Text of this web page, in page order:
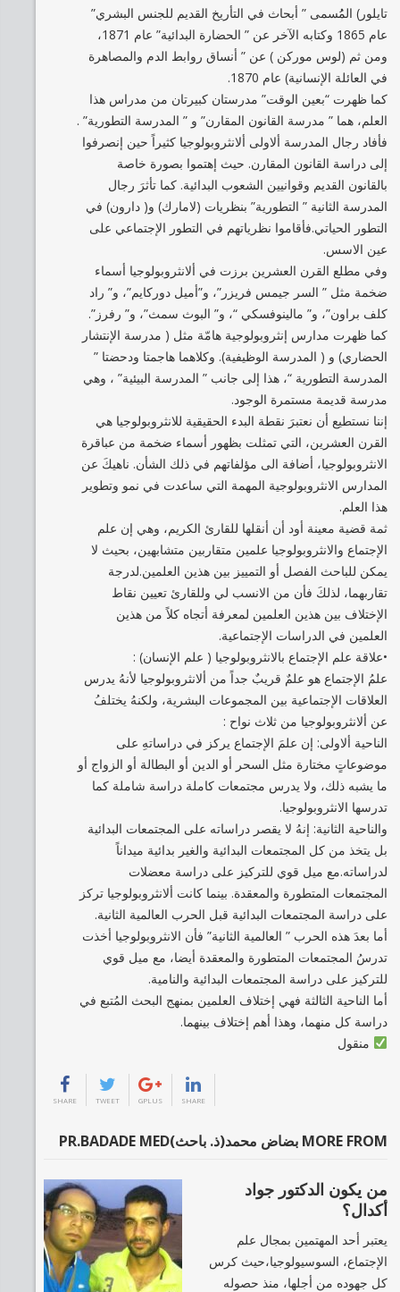
تايلور) المُُسمى ” أبحاث في التأريخ القديم للجنس البشري”
عام 1865 وكتابه الآخر عن ” الحضارة البدائية” عام 1871،
ومن ثم (لوس موركن ) عن ” أنساق روابط الدم والمصاهرة
في العائلة الإنسانية) عام 1870.
كما ظهرت “بعين الوقت” مدرستان كبيرتان من مدراس هذا
العلم، هما ” مدرسة القانون المقارن” و ” المدرسة التطورية” .
فأفاد رجال المدرسة ألاولى ألانثروبولوجيا كثيراً حين إنصرفوا
إلى دراسة القانون المقارن. حيث إهتموا بصورة خاصة
بالقانون القديم وقوانيين الشعوب البدائية. كما تأثرَ رجال
المدرسة الثانية ” التطورية” بنظريات (لامارك) و( دارون) في
التطور الحياتي.فأقاموا نظرياتهم في التطور الإجتماعي على
عين الاسس.
وفي مطلع القرن العشرين برزت في ألانثروبولوجيا أسماء
ضخمة مثل ” السر جيمس فريزر”، و”أميل دوركايم”، و” راد
كلف براون”، و” مالينوفسكي “، و” البوث سمث”، و” رفرز”.
كما ظهرت مدارس إنثروبولوجية هامّة مثل ( مدرسة الإنتشار
الحضاري) و ( المدرسة الوظيفية). وكلاهما هاجمتا ودحضتا ”
المدرسة التطورية “، هذا إلى جانب ” المدرسة البيئية” ، وهي
مدرسة قديمة مستمرة الوجود.
إننا نستطيع أن نعتبرَ نقطة البدء الحقيقية للانثروبولوجيا هي
القرن العشرين، التي تمثلت بظهور أسماء ضخمة من عباقرة
الانثروبولوجيا، أضافة الى مؤلفاتهم في ذلك الشأن. ناهيكَ عن
المدارس الانثروبولوجية المهمة التي ساعدت في نمو وتطوير
هذا العلم.
ثمة قضية معينة أود أن أنقلها للقارئ الكريم، وهي إن علم
الإجتماع والانثروبولوجيا علمين متقاربين متشابهين، بحيث لا
يمكن للباحث الفصل أو التمييز بين هذين العلمين.لدرجة
تقاربهما، لذلكَ فأن من الانسب لي وللقارئ تعيين نقاط
الإختلاف بين هذين العلمين لمعرفة أتجاه كلاً من هذين
العلمين في الدراسات الإجتماعية.
•علاقة علم الإجتماع بالانثروبولوجيا ( علم الإنسان) :
علمُ الإجتماع هو علمٌ قريبٌ جداً من ألانثروبولوجيا لأنهُ يدرس
العلاقات الإجتماعية بين المجموعات البشرية، ولكنهُ يختلفُ
عن ألانثروبولوجيا من ثلاث نواح :
الناحية ألاولى: إن علمَ الإجتماع يركز في دراساتهِ على
موضوعاتٍ مختارة مثل السحر أو الدين أو البطالة أو الزواج أو
ما يشبه ذلك، ولا يدرس مجتمعات كاملة دراسة شاملة كما
تدرسها الانثروبولوجيا.
والناحية الثانية: إنهُ لا يقصر دراساته على المجتمعات البدائية
بل يتخذ من كل المجتمعات البدائية والغير بدائية ميداناً
لدراساته.مع ميل قوي للتركيز على دراسة معضلات
المجتمعات المتطورة والمعقدة. بينما كانت ألانثروبولوجيا تركز
على دراسة المجتمعات البدائية قبل الحرب العالمية الثانية.
أما بعدَ هذه الحرب ” العالمية الثانية” فأن الانثروبولوجيا أخذت
تدرسُ المجتمعات المتطورة والمعقدة أيضا، مع ميل قوي
للتركيز على دراسة المجتمعات البدائية والنامية.
أما الناحية الثالثة فهي إختلاف العلمين بمنهج البحث المُتبع في
دراسة كل منهما، وهذا أهم إختلاف بينهما.
منقول
SHARE TWEET GPLUS SHARE
MORE FROM بضاض محمد(ذ. باحث)PR.BADADE MED
من يكون الدكتور جواد
أكدال؟
يعتبر أحد المهتمين بمجال علم
الإجتماع، السوسيولوجيا،حيث كرس
كل جهوده من أجلها، منذ حصوله